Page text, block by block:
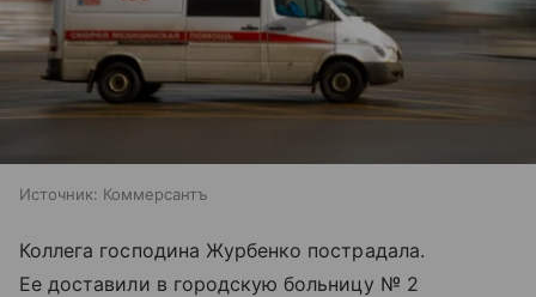
Источник: Коммерсантъ
Коллега господина Журбенко пострадала.
Ее доставили в городскую больницу № 2